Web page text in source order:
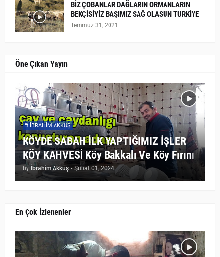
BİZ ÇOBANLAR DAĞLARIN ORMANLARIN
BEKÇİSİYİZ BAŞIMIZ SAĞ OLASUN TURKİYE
Temmuz 31, 2021
Öne Çıkan Yayın
İBRAHIM AKKUŞ
KÖYDE SABAH İLK YAPTIĞIMIZ İŞLER
KÖY KAHVESİ Köy Bakkalı Ve Köy Fırını
by İbrahim Akkuş - Şubat 01, 2024
En Çok İzlenenler